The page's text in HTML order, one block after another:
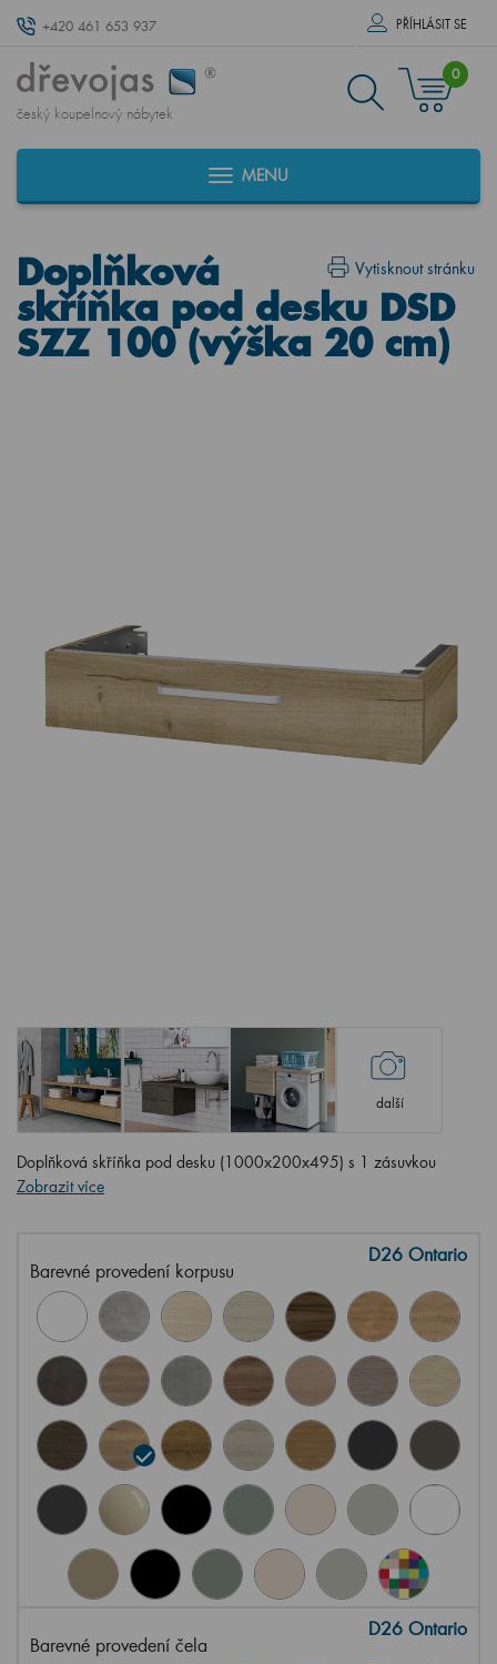
+420 461 653 937 PŘÍHLÁSIT SE
český koupelnový nábytek
0
MENU
Vytisknout stránku
Doplňková
skříňka pod desku DSD
SZZ 100 (výška 20 cm)
další
Doplňková skříňka pod desku (1000x200x495) s 1 zásuvkou
Zobrazit více
Barevné provedení korpusu
D26 Ontario
Barevné provedení čela
D26 Ontario